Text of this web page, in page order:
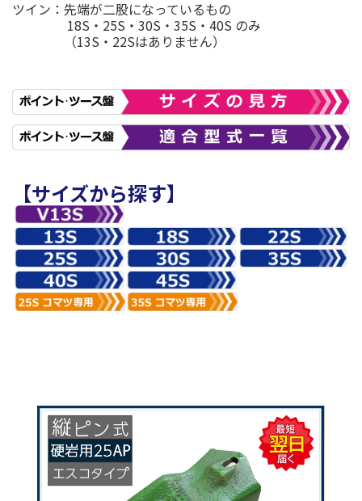
ツイン：先端が二股になっているもの
18S・25S・30S・35S・40S のみ
（13S・22Sはありません）
【サイズから探す】